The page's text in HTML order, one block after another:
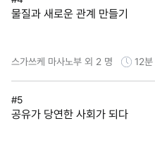
물질과 새로운 관계 만들기
스가쓰케 마사노부 외 2 명 12분
#5
공유가 당연한 사회가 되다